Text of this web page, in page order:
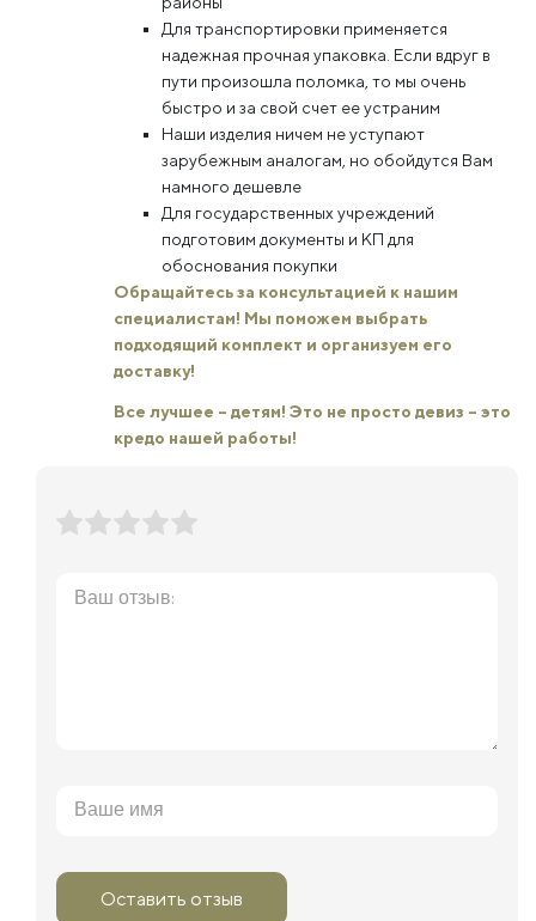
Для транспортировки применяется
надежная прочная упаковка. Если вдруг в
пути произошла поломка, то мы очень
быстро и за свой счет ее устраним
Наши изделия ничем не уступают
зарубежным аналогам, но обойдутся Вам
намного дешевле
Для государственных учреждений
подготовим документы и КП для
обоснования покупки
Обращайтесь за консультацией к нашим
специалистам! Мы поможем выбрать
подходящий комплект и организуем его
доставку!
Все лучшее – детям! Это не просто девиз – это
кредо нашей работы!
Оставить отзыв